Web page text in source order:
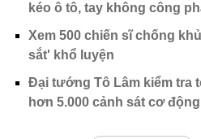
kéo ô tô, tay không công
Xem 500 chiến sĩ chống
sắt' khổ luyện
Đại tướng Tô Lâm kiểm tra
hơn 5.000 cảnh sát cơ động